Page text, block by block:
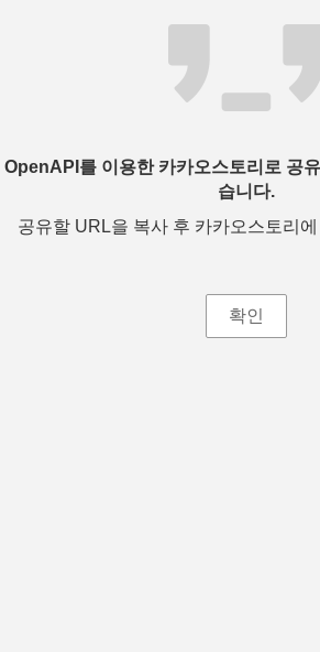
OpenAPI를 이용한 카카오스토리로 공
습니다.
공유할 URL을 복사 후 카카오스토리
확인